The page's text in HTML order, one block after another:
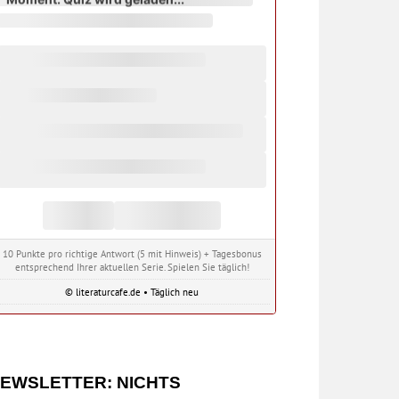
10 Punkte pro richtige Antwort (5 mit Hinweis) + Tagesbonus
entsprechend Ihrer aktuellen Serie. Spielen Sie täglich!
© literaturcafe.de • Täglich neu
NICHTS